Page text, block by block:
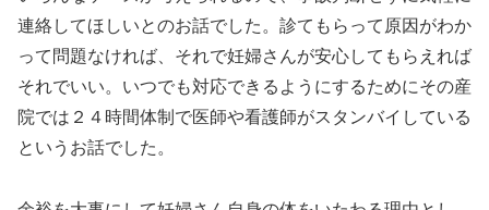
連絡してほしいとのお話でした。診てもらって原因がわか
って問題なければ、それで妊婦さんが安心してもらえれば
それでいい。いつでも対応できるようにするためにその産
院では２４時間体制で医師や看護師がスタンバイしている
というお話でした。